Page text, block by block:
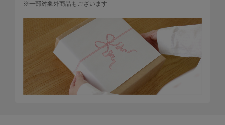
※一部対象外商品もございます